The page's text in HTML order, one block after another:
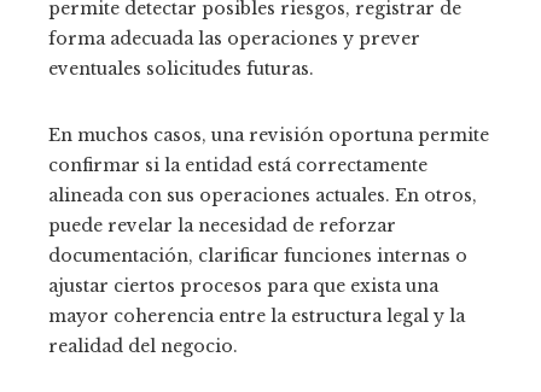
permite detectar posibles riesgos, registrar de
forma adecuada las operaciones y prever
eventuales solicitudes futuras.
En muchos casos, una revisión oportuna permite
confirmar si la entidad está correctamente
alineada con sus operaciones actuales. En otros,
puede revelar la necesidad de reforzar
documentación, clarificar funciones internas o
ajustar ciertos procesos para que exista una
mayor coherencia entre la estructura legal y la
realidad del negocio.